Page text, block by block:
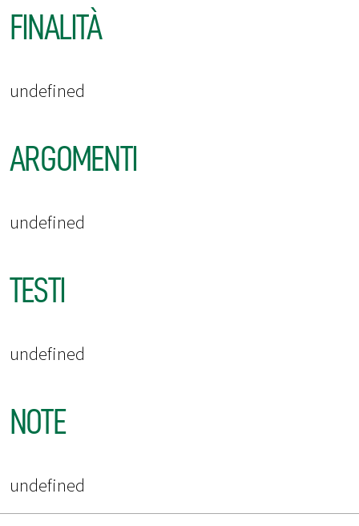
FINALITÀ
undefined
ARGOMENTI
undefined
TESTI
undefined
NOTE
undefined